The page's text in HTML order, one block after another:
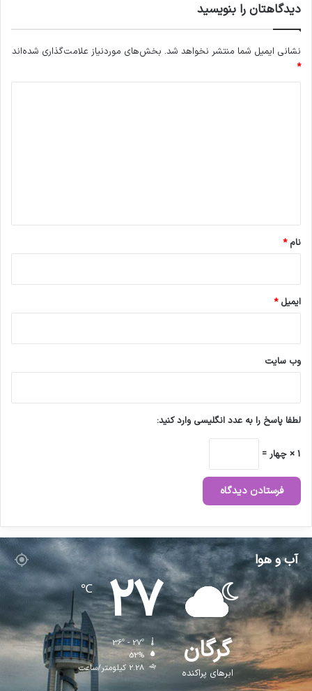
دیدگاهتان را بنویسید
نشانی ایمیل شما منتشر نخواهد شد. بخش‌های موردنیاز علامت‌گذاری شده‌اند
*
نام*
ایمیل*
وب‌ سایت
لطفا پاسخ را به عدد انگلیسی وارد کنید:
1 × چهار =
آب و هوا
گرگان
ابرهای پراکنده
27
℃
36º - 27º
52%
2.28 کیلومتر/ساعت